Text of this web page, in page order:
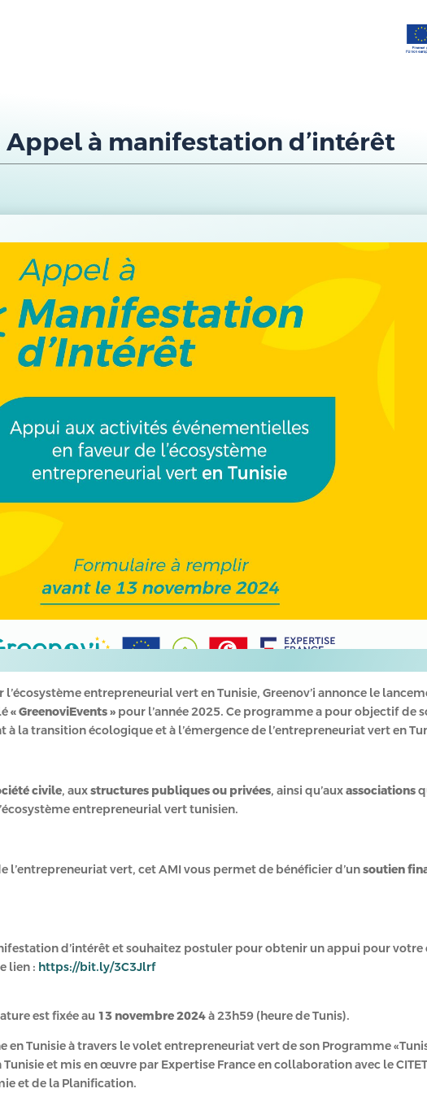
Appel à manifestation d’intérêt
entrepreneurial vert en Tunisie, Greenov’i annonce le
« GreenoviEvents » pour l’année 2025. Ce programme a pour objectif de
la transition écologique et à l’émergence de l’entrepreneuriat vert en
civile, auxstructures publiques ou privées, ainsi qu’auxassociations
entrepreneurial vert tunisien.
l’entrepreneuriat vert, cet AMI vous permet de bénéficier d’unsoutien
d’intérêt et souhaitez postuler pour obtenir un appui pour votre
lien : https://bit.ly/3C3Jlrf
est fixée au 13 novembre 2024à 23h59 (heure de Tunis).
en Tunisie à travers le volet entrepreneuriat vert de son Programme
et mis en œuvre par Expertise France en collaboration avec le
et de la Planification.